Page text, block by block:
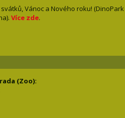
Vánoc a Nového roku! (DinoPark
Více zde.
(Zoo):